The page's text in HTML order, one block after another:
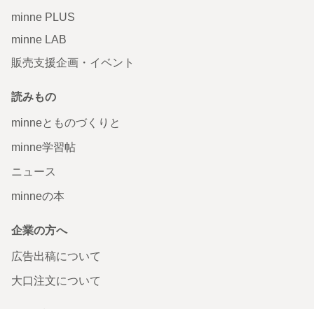
minne PLUS
minne LAB
販売支援企画・イベント
読みもの
minneとものづくりと
minne学習帖
ニュース
minneの本
企業の方へ
広告出稿について
大口注文について